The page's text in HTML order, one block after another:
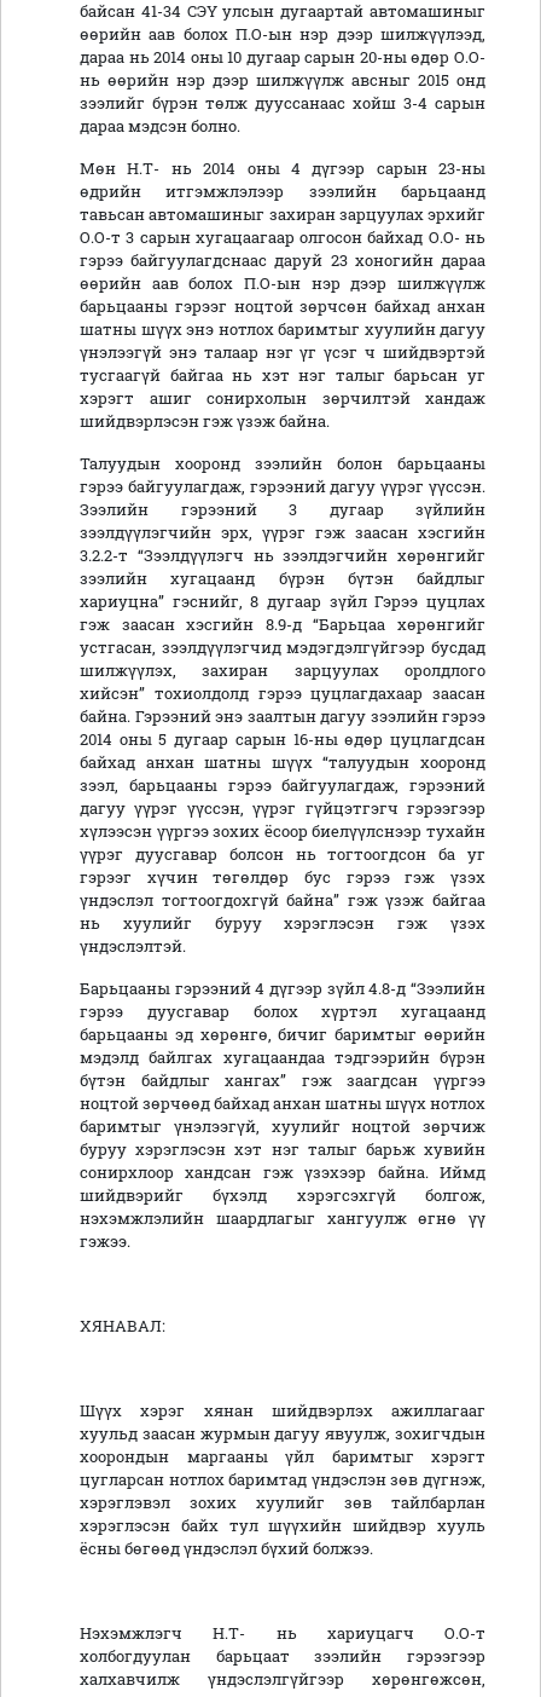
байсан 41-34 СЭҮ улсын дугаартай автомашиныг
өөрийн аав болох П.О-ын нэр дээр шилжүүлээд,
дараа нь 2014 оны 10 дугаар сарын 20-ны өдөр О.О-
нь өөрийн нэр дээр шилжүүлж авсныг 2015 онд
зээлийг бүрэн төлж дууссанаас хойш 3-4 сарын
дараа мэдсэн болно.
Мөн Н.Т- нь 2014 оны 4 дүгээр сарын 23-ны
өдрийн итгэмжлэлээр зээлийн барьцаанд
тавьсан автомашиныг захиран зарцуулах эрхийг
О.О-т 3 сарын хугацаагаар олгосон байхад О.О- нь
гэрээ байгуулагдснаас даруй 23 хоногийн дараа
өөрийн аав болох П.О-ын нэр дээр шилжүүлж
барьцааны гэрээг ноцтой зөрчсөн байхад анхан
шатны шүүх энэ нотлох баримтыг хуулийн дагуу
үнэлээгүй энэ талаар нэг үг үсэг ч шийдвэртэй
тусгаагүй байгаа нь хэт нэг талыг барьсан уг
хэрэгт ашиг сонирхолын зөрчилтэй хандаж
шийдвэрлэсэн гэж үзэж байна.
Талуудын хооронд зээлийн болон барьцааны
гэрээ байгуулагдаж, гэрээний дагуу үүрэг үүссэн.
Зээлийн гэрээний 3 дугаар зүйлийн
зээлдүүлэгчийн эрх, үүрэг гэж заасан хэсгийн
3.2.2-т “Зээлдүүлэгч нь зээлдэгчийн хөрөнгийг
зээлийн хугацаанд бүрэн бүтэн байдлыг
хариуцна” гэснийг, 8 дугаар зүйл Гэрээ цуцлах
гэж заасан хэсгийн 8.9-д “Барьцаа хөрөнгийг
устгасан, зээлдүүлэгчид мэдэгдэлгүйгээр бусдад
шилжүүлэх, захиран зарцуулах оролдлого
хийсэн” тохиолдолд гэрээ цуцлагдахаар заасан
байна. Гэрээний энэ заалтын дагуу зээлийн гэрээ
2014 оны 5 дугаар сарын 16-ны өдөр цуцлагдсан
байхад анхан шатны шүүх “талуудын хооронд
зээл, барьцааны гэрээ байгуулагдаж, гэрээний
дагуу үүрэг үүссэн, үүрэг гүйцэтгэгч гэрээгээр
хүлээсэн үүргээ зохих ёсоор биелүүлснээр тухайн
үүрэг дуусгавар болсон нь тогтоогдсон ба уг
гэрээг хүчин төгөлдөр бус гэрээ гэж үзэх
үндэслэл тогтоогдохгүй байна” гэж үзэж байгаа
нь хуулийг буруу хэрэглэсэн гэж үзэх
үндэслэлтэй.
Барьцааны гэрээний 4 дүгээр зүйл 4.8-д “Зээлийн
гэрээ дуусгавар болох хүртэл хугацаанд
барьцааны эд хөрөнгө, бичиг баримтыг өөрийн
мэдэлд байлгах хугацаандаа тэдгээрийн бүрэн
бүтэн байдлыг хангах” гэж заагдсан үүргээ
ноцтой зөрчөөд байхад анхан шатны шүүх нотлох
баримтыг үнэлээгүй, хуулийг ноцтой зөрчиж
буруу хэрэглэсэн хэт нэг талыг барьж хувийн
сонирхлоор хандсан гэж үзэхээр байна. Иймд
шийдвэрийг бүхэлд хэрэгсэхгүй болгож,
нэхэмжлэлийн шаардлагыг хангуулж өгнө үү
гэжээ.
ХЯНАВАЛ:
Шүүх хэрэг хянан шийдвэрлэх ажиллагааг
хуульд заасан журмын дагуу явуулж, зохигчдын
хоорондын маргааны үйл баримтыг хэрэгт
цугларсан нотлох баримтад үндэслэн зөв дүгнэж,
хэрэглэвэл зохих хуулийг зөв тайлбарлан
хэрэглэсэн байх тул шүүхийн шийдвэр хууль
ёсны бөгөөд үндэслэл бүхий болжээ.
Нэхэмжлэгч Н.Т- нь хариуцагч О.О-т
холбогдуулан барьцаат зээлийн гэрээгээр
халхавчилж үндэслэлгүйгээр хөрөнгөжсөн,